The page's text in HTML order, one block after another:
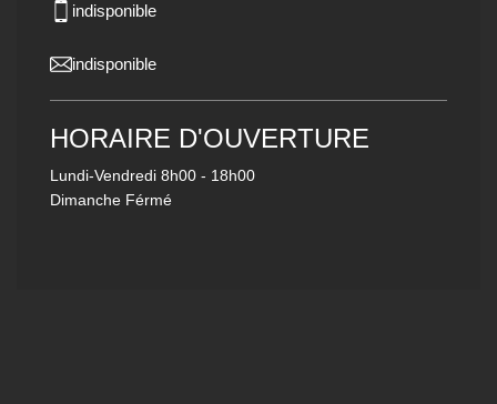
indisponible
indisponible
HORAIRE D'OUVERTURE
Lundi-Vendredi 8h00 - 18h00
Dimanche Férmé